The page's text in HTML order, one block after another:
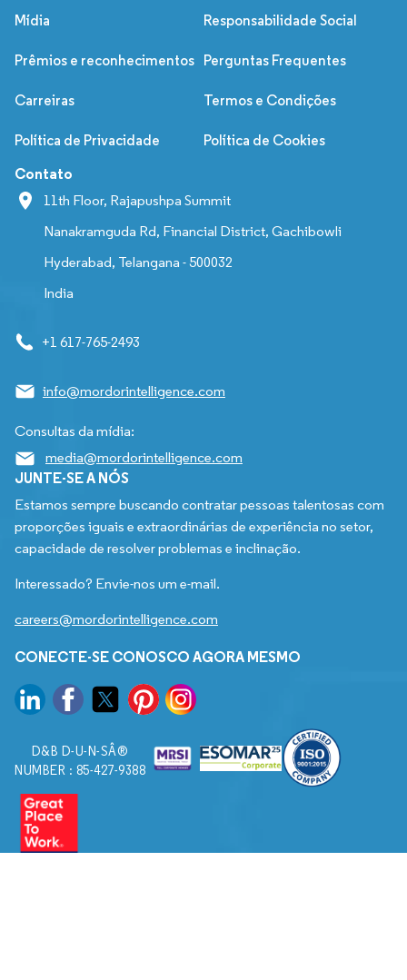
Mídia Responsabilidade Social
Prêmios e reconhecimentos Perguntas Frequentes
Carreiras Termos e Condições
Política de Privacidade Política de Cookies
Contato
11th Floor, Rajapushpa Summit
Nanakramguda Rd, Financial District, Gachibowli
Hyderabad, Telangana - 500032
India
+1 617-765-2493
info@mordorintelligence.com
Consultas da mídia:
media@mordorintelligence.com
JUNTE-SE A NÓS
Estamos sempre buscando contratar pessoas talentosas com
proporções iguais e extraordinárias de experiência no setor,
capacidade de resolver problemas e inclinação.
Interessado? Envie-nos um e-mail.
careers@mordorintelligence.com
CONECTE-SE CONOSCO AGORA MESMO
D&B D-U-N-SÂ®
NUMBER : 85-427-9388